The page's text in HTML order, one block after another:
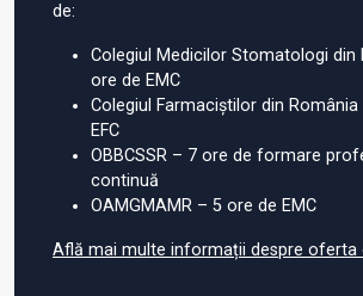
de:
Colegiul Medicilor Stomatologi din
ore de EMC
Colegiul Farmaciștilor din
EFC
OBBCSSR – 7 ore de formare
continuă
OAMGMAMR – 5 ore de EMC
Află mai multe informații despre oferta